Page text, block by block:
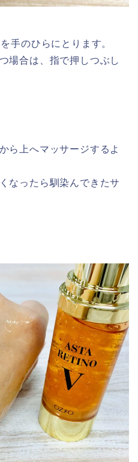
手のひらにとります。
場合は、指で押しつぶし
ら上へマッサージするよ
なったら馴染んできたサ